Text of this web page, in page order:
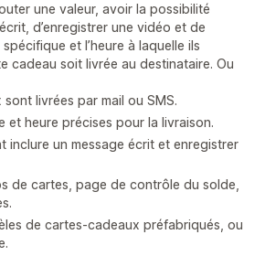
une valeur, avoir la possibilité
d’enregistrer une vidéo et de
et l’heure à laquelle ils
cadeau soit livrée au destinataire. Ou
livrées par mail ou SMS.
et heure précises pour la livraison.
inclure un message écrit et enregistrer
de cartes, page de contrôle du solde,
de cartes-cadeaux préfabriqués, ou